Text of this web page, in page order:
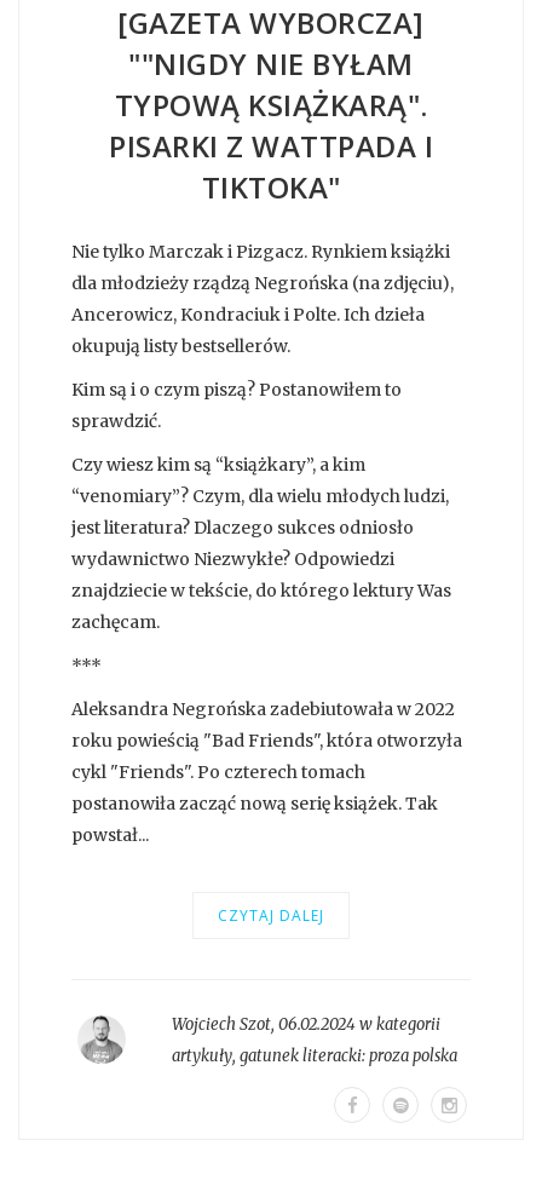
[GAZETA WYBORCZA]
""NIGDY NIE BYŁAM
TYPOWĄ KSIĄŻKARĄ".
PISARKI Z WATTPADA I
TIKTOKA"
Nie tylko Marczak i Pizgacz. Rynkiem książki
dla młodzieży rządzą Negrońska (na zdjęciu),
Ancerowicz, Kondraciuk i Polte. Ich dzieła
okupują listy bestsellerów.
Kim są i o czym piszą? Postanowiłem to
sprawdzić.
Czy wiesz kim są “książkary”, a kim
“venomiary”? Czym, dla wielu młodych ludzi,
jest literatura? Dlaczego sukces odniosło
wydawnictwo Niezwykłe? Odpowiedzi
znajdziecie w tekście, do którego lektury Was
zachęcam.
***
Aleksandra Negrońska zadebiutowała w 2022
roku powieścią "Bad Friends", która otworzyła
cykl "Friends". Po czterech tomach
postanowiła zacząć nową serię książek. Tak
powstał...
CZYTAJ DALEJ
Wojciech Szot, 06.02.2024 w kategorii
artykuły, gatunek literacki:proza polska